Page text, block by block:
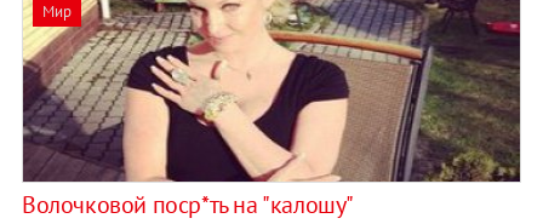
Мир
Волочковой поср*ть на "калошу"